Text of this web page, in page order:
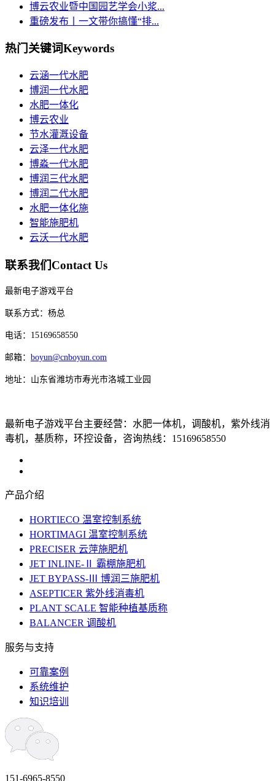
博云农业暨中国园艺学会小浆...
重磅发布丨一文带你搞懂“排...
热门关键词Keywords
云涵一代水肥
博润一代水肥
水肥一体化
博云农业
节水灌溉设备
云泽一代水肥
博淼一代水肥
博润三代水肥
博润二代水肥
水肥一体化施
智能施肥机
云沃一代水肥
联系我们Contact Us
最新电子游戏平台
联系方式：杨总
电话：15169658550
邮箱： boyun@cnboyun.com
地址：山东省潍坊市寿光市洛城工业园
最新电子游戏平台主要经营：水肥一体机，调酸机，紫外线消
毒机，基质称，环控设备，咨询热线：15169658550
产品介绍
HORTIECO 温室控制系统
HORTIMAGI 温室控制系统
PRECISER 云萍施肥机
JET INLINE-Ⅱ 霸棚施肥机
JET BYPASS-Ⅲ 博润三施肥机
ASEPTICER 紫外线消毒机
PLANT SCALE 智能种植基质称
BALANCER 调酸机
服务与支持
可靠案例
系统维护
知识培训
151-6965-8550